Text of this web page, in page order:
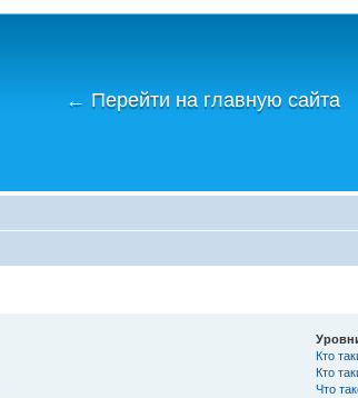
← Перейти на главную сайта
Кто
Кто
Что